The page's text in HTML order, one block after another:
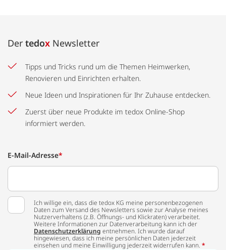
Der tedox Newsletter
Tipps und Tricks rund um die Themen Heimwerken,
Renovieren und Einrichten erhalten.
Neue Ideen und Inspirationen für Ihr Zuhause entdecken.
Zuerst über neue Produkte im tedox Online-Shop
informiert werden.
E-Mail-Adresse*
Ich willige ein, dass die tedox KG meine personenbezogenen
Daten zum Versand des Newsletters sowie zur Analyse meines
Nutzerverhaltens (z.B. Öffnungs- und Klickraten) verarbeitet.
Weitere Informationen zur Datenverarbeitung kann ich der
Datenschutzerklärung entnehmen. Ich wurde darauf
hingewiesen, dass ich meine persönlichen Daten jederzeit
einsehen und meine Einwilligung jederzeit widerrufen kann. *